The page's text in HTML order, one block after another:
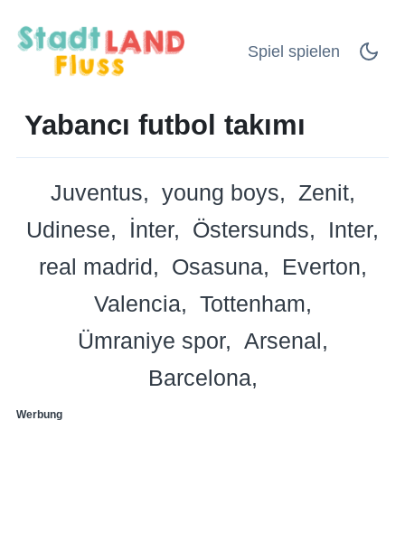
Spiel spielen
Yabancı futbol takımı
Juventus young boys
Zenit
Udinese
İnter Östersunds
Inter
real madrid
Osasuna
Everton
Valencia
Tottenham
Ümraniye spor
Arsenal
Barcelona
Werbung